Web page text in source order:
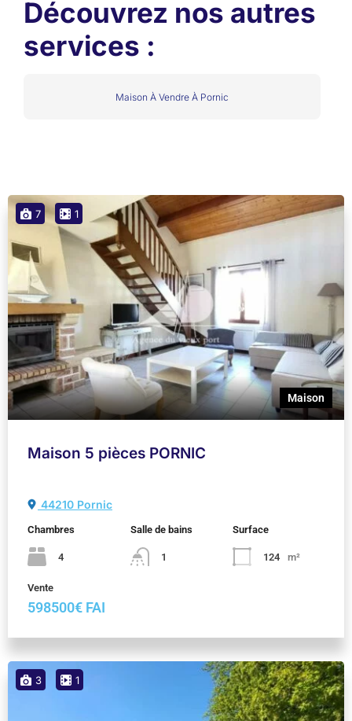
Découvrez nos autres
services :
Maison À Vendre À Pornic
7 1
Maison
Maison 5 pièces PORNIC
44210 Pornic
Chambres
4
Salle de bains
1
Surface
124 m²
Vente
598500€ FAI
3 1